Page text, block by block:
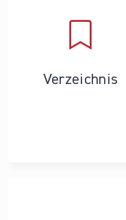
Verzeichnis